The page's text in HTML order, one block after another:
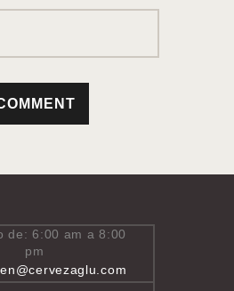
de: 6:00 am a 8:00
pm